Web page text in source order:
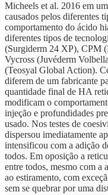
Micheels et al. 2016 em
causados pelos diferentes
comportamento do ácido
diferentes tipos de
(Surgiderm 24 XP), CPM
Vycross (Juvéderm
(Teosyal Global Action).
diferem de um fabricante
quantidade final de HA
modificam o
injeção e profundidades
usado. Nos testes de
dispersou imediatamente
intensificou com a adição
todos. Em oposição a
entre todos, mesmo com a
ao estiramento, com
sem se quebrar por uma